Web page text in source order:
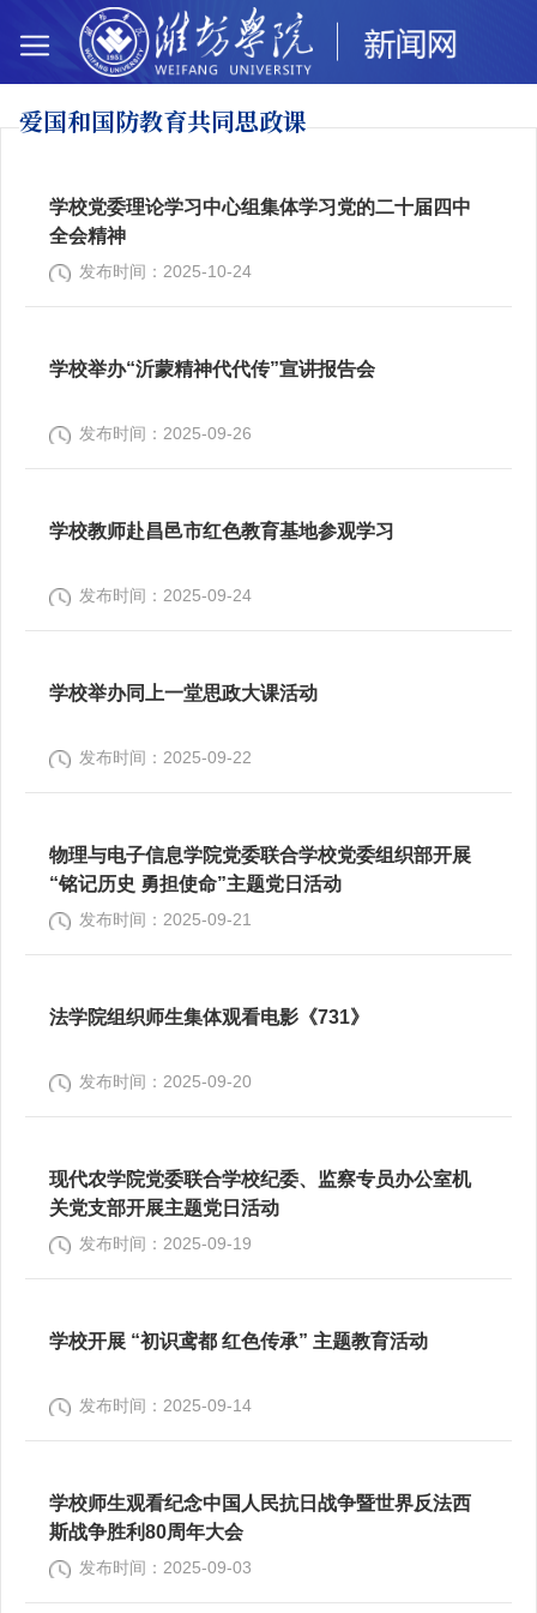
爱国和国防教育共同思政课
学校党委理论学习中心组集体学习党的二十届四中
全会精神
发布时间：2025-10-24
学校举办“沂蒙精神代代传”宣讲报告会
发布时间：2025-09-26
学校教师赴昌邑市红色教育基地参观学习
发布时间：2025-09-24
学校举办同上一堂思政大课活动
发布时间：2025-09-22
物理与电子信息学院党委联合学校党委组织部开展
“铭记历史 勇担使命”主题党日活动
发布时间：2025-09-21
法学院组织师生集体观看电影《731》
发布时间：2025-09-20
现代农学院党委联合学校纪委、监察专员办公室机
关党支部开展主题党日活动
发布时间：2025-09-19
学校开展 “初识鸢都 红色传承” 主题教育活动
发布时间：2025-09-14
学校师生观看纪念中国人民抗日战争暨世界反法西
斯战争胜利80周年大会
发布时间：2025-09-03